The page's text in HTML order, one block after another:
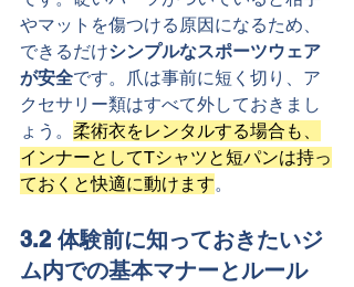
やマットを傷つける原因になるため、
できるだけシンプルなスポーツウェア
が安全です。爪は事前に短く切り、ア
クセサリー類はすべて外しておきまし
ょう。 柔術衣をレンタルする場合も、
インナーとしてTシャツと短パンは持っ
ておくと快適に動けます。
3.2 体験前に知っておきたいジ
ム内での基本マナーとルール